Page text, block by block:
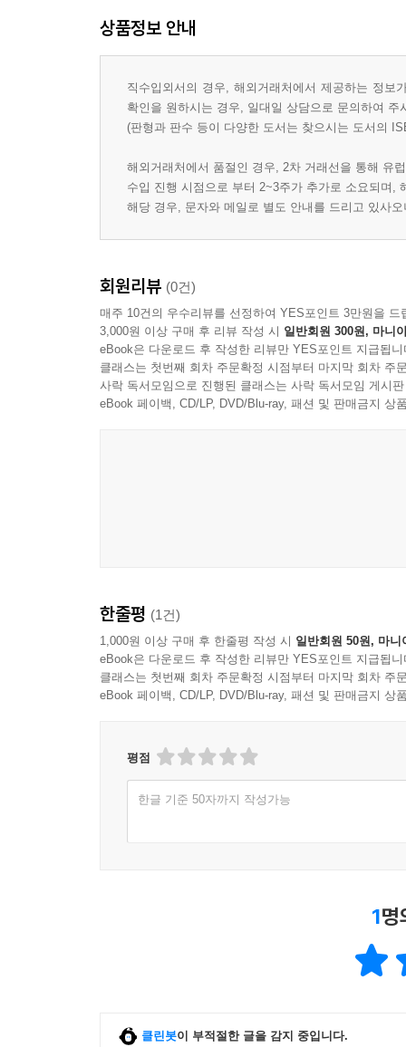
상품정보 안내
직수입외서의 경우, 해외거래처에서 제공하는 정
확인을 원하시는 경우, 일대일 상담으로 문의하여 주
(판형과 판수 등이 다양한 도서는 찾으시는 도서의
해외거래처에서 품절인 경우, 2차 거래선을 통해 유
수입 진행 시점으로 부터 2~3주가 추가로 소요되며,
해당 경우, 문자와 메일로 별도 안내를 드리고 있사
회원리뷰 (0건)
매주 10건의 우수리뷰를 선정하여 YES포인트 3만원을 드
3,000원 이상 구매 후 리뷰 작성 시 일반회원 300원, 마니
eBook은 다운로드 후 작성한 리뷰만 YES포인트 지급됩니
클래스는 첫번째 회차 주문확정 시점부터 마지막 회차 주
사락 독서모임으로 진행된 클래스는 사락 독서모임 게시
eBook 페이백, CD/LP, DVD/Blu-ray, 패션 및 판매금지 상
한줄평 (1건)
1,000원 이상 구매 후 한줄평 작성 시 일반회원 50원, 마니
eBook은 다운로드 후 작성한 리뷰만 YES포인트 지급됩니
클래스는 첫번째 회차 주문확정 시점부터 마지막 회차 주
eBook 페이백, CD/LP, DVD/Blu-ray, 패션 및 판매금지 상
평점
한글 기준 50자까지 작성가능
1명
클린봇이 부적절한 글을 감지 중입니다.